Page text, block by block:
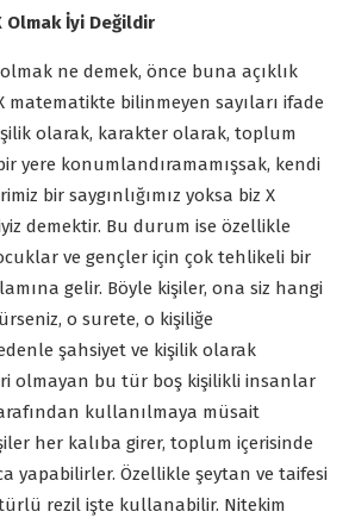
Olmak İyi Değildir
ne demek, önce buna açıklık
matematikte bilinmeyen sayıları ifade
olarak, karakter olarak, toplum
yere konumlandıramamışsak, kendi
bir saygınlığımız yoksa biz X
demektir. Bu durum ise özellikle
ve gençler için çok tehlikeli bir
gelir. Böyle kişiler, ona siz hangi
o surete, o kişiliğe
şahsiyet ve kişilik olarak
olmayan bu tür boş kişilikli insanlar
kullanılmaya müsait
her kalıba girer, toplum içerisinde
yapabilirler. Özellikle şeytan ve taifesi
rezil işte kullanabilir. Nitekim